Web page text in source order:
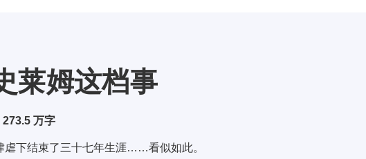
莱姆这档事
273.5 万字
虐下结束了三十七年生涯……看似如此。